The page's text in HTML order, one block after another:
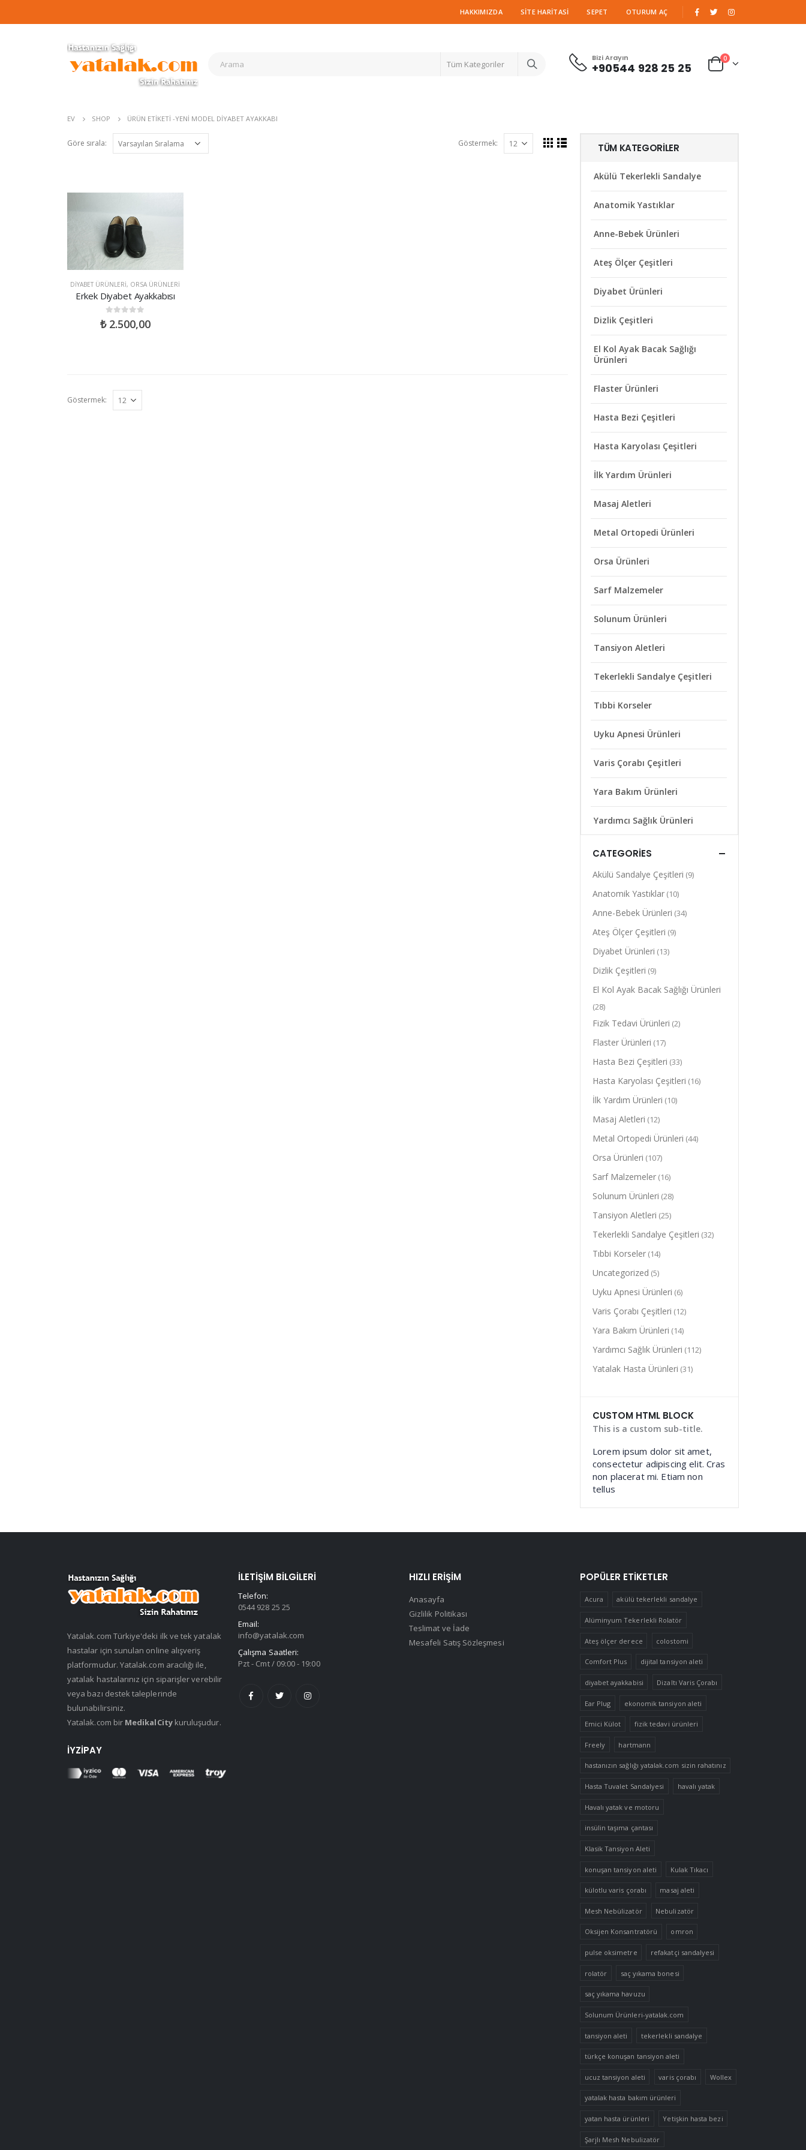
HAKKIMIZDA SITE HARITASI SEPET OTURUM AÇ
Tüm Kategoriler
Bizi Arayın
+90544 928 25 25
0
EV SHOP ÜRÜN ETIKETI -YENI MODEL DIYABET AYAKKABI
Göre sırala: Göstermek:
DIYABET ÜRÜNLERI, ORSA ÜRÜNLERI
Erkek Diyabet Ayakkabısı
out of 5
₺2.500,00
Göstermek:
TÜM KATEGORILER
Akülü Tekerlekli Sandalye
Anatomik Yastıklar
Anne-Bebek Ürünleri
Ateş Ölçer Çeşitleri
Diyabet Ürünleri
Dizlik Çeşitleri
El Kol Ayak Bacak Sağlığı
Ürünleri
Flaster Ürünleri
Hasta Bezi Çeşitleri
Hasta Karyolası Çeşitleri
İlk Yardım Ürünleri
Masaj Aletleri
Metal Ortopedi Ürünleri
Orsa Ürünleri
Sarf Malzemeler
Solunum Ürünleri
Tansiyon Aletleri
Tekerlekli Sandalye Çeşitleri
Tıbbi Korseler
Uyku Apnesi Ürünleri
Varis Çorabı Çeşitleri
Yara Bakım Ürünleri
Yardımcı Sağlık Ürünleri
CATEGORIES
Akülü Sandalye Çeşitleri (9)
Anatomik Yastıklar (10)
Anne-Bebek Ürünleri (34)
Ateş Ölçer Çeşitleri (9)
Diyabet Ürünleri (13)
Dizlik Çeşitleri (9)
El Kol Ayak Bacak Sağlığı Ürünleri
(28)
Fizik Tedavi Ürünleri (2)
Flaster Ürünleri (17)
Hasta Bezi Çeşitleri (33)
Hasta Karyolası Çeşitleri (16)
İlk Yardım Ürünleri (10)
Masaj Aletleri (12)
Metal Ortopedi Ürünleri (44)
Orsa Ürünleri (107)
Sarf Malzemeler (16)
Solunum Ürünleri (28)
Tansiyon Aletleri (25)
Tekerlekli Sandalye Çeşitleri (32)
Tıbbi Korseler (14)
Uncategorized (5)
Uyku Apnesi Ürünleri (6)
Varis Çorabı Çeşitleri (12)
Yara Bakım Ürünleri (14)
Yardımcı Sağlık Ürünleri (112)
Yatalak Hasta Ürünleri (31)
CUSTOM HTML BLOCK
This is a custom sub-title.
Lorem ipsum dolor sit amet,
consectetur adipiscing elit. Cras
non placerat mi. Etiam non
tellus
Yatalak.com Türkiye'deki ilk ve tek yatalak
hastalar için sunulan online alışveriş
platformudur. Yatalak.com aracılığı ile,
yatalak hastalarınız için siparişler verebilir
veya bazı destek taleplerinde
bulunabilirsiniz.
Yatalak.com bir MedikalCitykuruluşudur.
İYZIPAY
İLETIŞIM BILGILERI
Telefon:
0544 928 25 25
Email:
info@yatalak.com
Çalışma Saatleri:
Pzt - Cmt / 09:00 - 19:00
HIZLI ERIŞIM
Anasayfa
Gizlilik Politikası
Teslimat ve İade
Mesafeli Satış Sözleşmesi
POPÜLER ETIKETLER
Acura akülü tekerlekli sandalye
Alüminyum Tekerlekli Rolatör
Ateş ölçer derece colostomi
Comfort Plus dijital tansiyon aleti
diyabet ayakkabisi Dizaltı Varis Çorabı
Ear Plug ekonomik tansiyon aleti
Emici Külot fizik tedavi ürünleri
Freely hartmann
hastanızın sağlığı yatalak.com sizin rahatınız
Hasta Tuvalet Sandalyesi havalı yatak
Havalı yatak ve motoru
insülin taşıma çantası
Klasik Tansiyon Aleti
konuşan tansiyon aleti Kulak Tıkacı
külotlu varis çorabı masaj aleti
Mesh Nebülizatör Nebulizatör
Oksijen Konsantratörü omron
pulse oksimetre refakatçi sandalyesi
rolatör saç yıkama bonesi
saç yıkama havuzu
Solunum Ürünleri-yatalak.com
tansiyon aleti tekerlekli sandalye
türkçe konuşan tansiyon aleti
ucuz tansiyon aleti varis çorabı Wollex
yatalak hasta bakım ürünleri
yatan hasta ürünleri Yetişkin hasta bezi
Şarjlı Mesh Nebulizatör